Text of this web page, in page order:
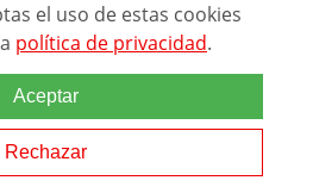
relacionadas
el uso de estas cookies
política de privacidad.
Aceptar
Rechazar